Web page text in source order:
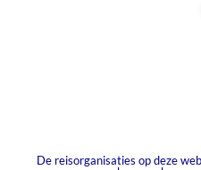
De reisorganisaties op deze